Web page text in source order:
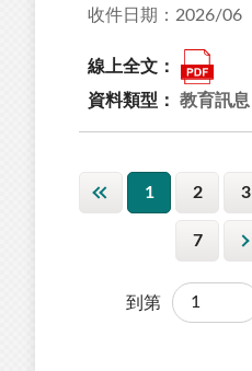
收件日期：2026/06
線上全文：
資料類型： 教育訊息
1 2 3
7
到第